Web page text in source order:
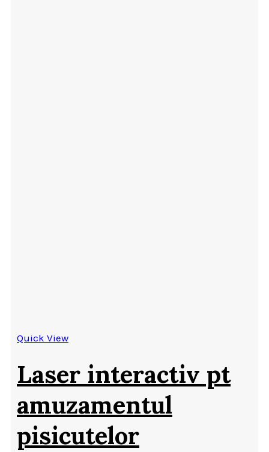
Quick View
Laser interactiv pt
amuzamentul
pisicutelor